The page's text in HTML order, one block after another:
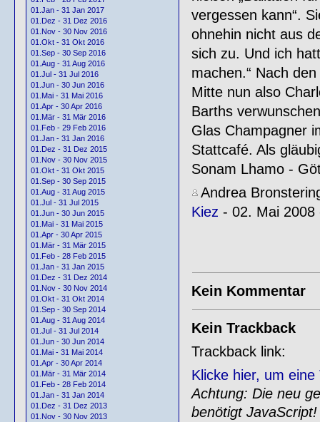
01.Jan - 31 Jan 2017
01.Dez - 31 Dez 2016
01.Nov - 30 Nov 2016
01.Okt - 31 Okt 2016
01.Sep - 30 Sep 2016
01.Aug - 31 Aug 2016
01.Jul - 31 Jul 2016
01.Jun - 30 Jun 2016
01.Mai - 31 Mai 2016
01.Apr - 30 Apr 2016
01.Mär - 31 Mär 2016
01.Feb - 29 Feb 2016
01.Jan - 31 Jan 2016
01.Dez - 31 Dez 2015
01.Nov - 30 Nov 2015
01.Okt - 31 Okt 2015
01.Sep - 30 Sep 2015
01.Aug - 31 Aug 2015
01.Jul - 31 Jul 2015
01.Jun - 30 Jun 2015
01.Mai - 31 Mai 2015
01.Apr - 30 Apr 2015
01.Mär - 31 Mär 2015
01.Feb - 28 Feb 2015
01.Jan - 31 Jan 2015
01.Dez - 31 Dez 2014
01.Nov - 30 Nov 2014
01.Okt - 31 Okt 2014
01.Sep - 30 Sep 2014
01.Aug - 31 Aug 2014
01.Jul - 31 Jul 2014
01.Jun - 30 Jun 2014
01.Mai - 31 Mai 2014
01.Apr - 30 Apr 2014
01.Mär - 31 Mär 2014
01.Feb - 28 Feb 2014
01.Jan - 31 Jan 2014
01.Dez - 31 Dez 2013
01.Nov - 30 Nov 2013
vergessen kann“.
ohnehin nicht aus
sich zu. Und ich
machen.“ Nach
Mitte nun also
Barths
Glas Champagner
Stattcafé. Als
Sonam Lhamo -
Andrea
Kiez - 02. Mai 2008
Kein Kommentar
Kein Trackback
Trackback link:
Klicke hier, um
Achtung: Die neu
benötigt JavaScript!